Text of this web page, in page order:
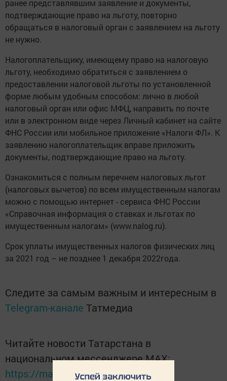
ранее представлявшим заявление и документы,
подтверждающие право на льготу, повторно
обращаться в налоговый орган с заявлением на льготу
не нужно.
Налогоплательщику, имеющему право на налоговую
льготу, необходимо обратиться с заявлением о
предоставлении налоговой льготы по установленной
форме любым удобным способом: лично в любой
налоговый орган или офис МФЦ, направить по почте
или в электронном виде через Личный кабинет на сайте
ФНС России или мобильное приложение «Налоги ФЛ». К
заявлению налогоплательщик вправе приложить
документы, подтверждающие право на льготу.
Ознакомиться с полным перечнем налоговых льгот
(налоговых вычетов) по всем имущественным налогам
можно с помощью интернет - сервиса ФНС России
«Справочная информация о ставках и льготах по
имущественным налогам» (www.nalog.ru).
Срок уплаты имущественных налогов физических лиц
за 2021 год – не позднее 1 декабря 2022года.
Следите за самым важным и интересным в
Telegram-канале Татмедиа
Читайте новости Татарстана в
национальном мессенджере MАХ:
https://max.ru/tatmedia